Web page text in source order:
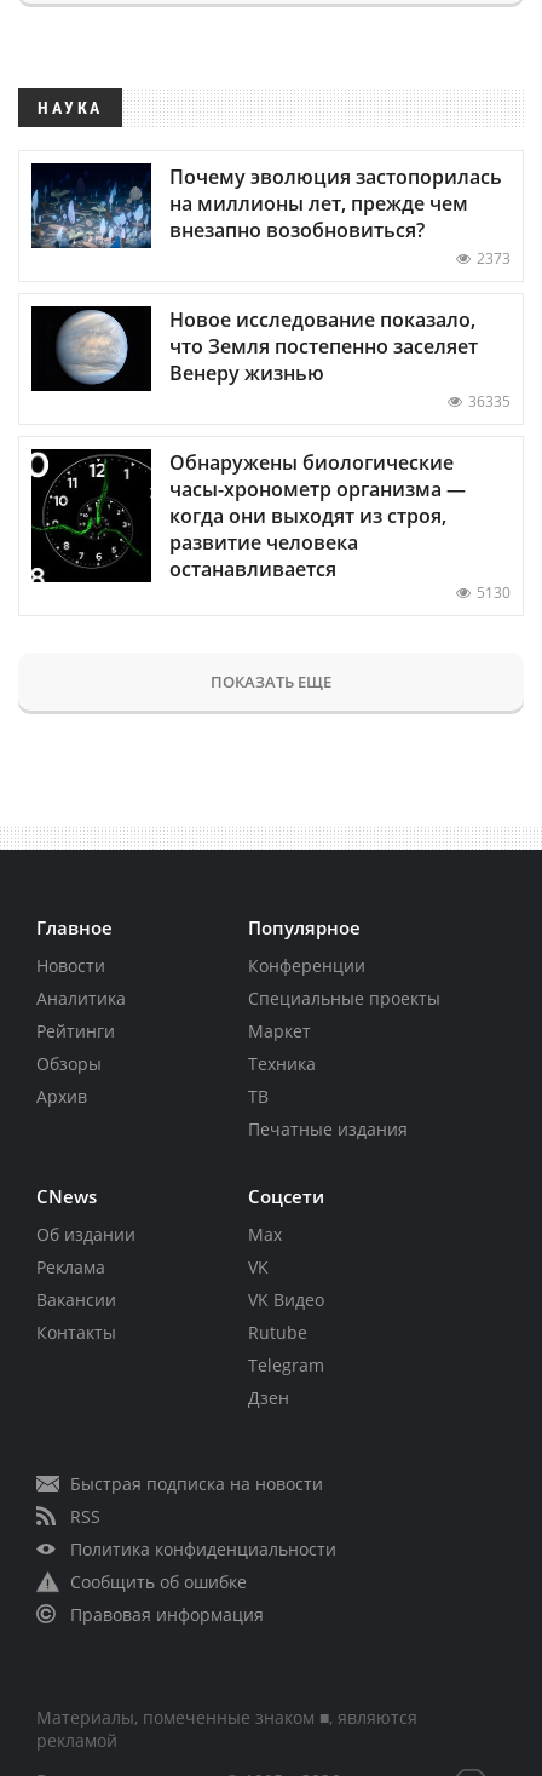
НАУКА
Почему эволюция застопорилась
на миллионы лет, прежде чем
внезапно возобновиться?
2373
Новое исследование показало,
что Земля постепенно заселяет
Венеру жизнью
36335
Обнаружены биологические
часы-хронометр организма —
когда они выходят из строя,
развитие человека
останавливается
5130
ПОКАЗАТЬ ЕЩЕ
Главное
Новости
Аналитика
Рейтинги
Обзоры
Архив
Популярное
Конференции
Специальные проекты
Маркет
Техника
ТВ
Печатные издания
CNews
Об издании
Реклама
Вакансии
Контакты
Соцсети
Max
VK
VK Видео
Rutube
Telegram
Дзен
Быстрая подписка на новости
RSS
Политика конфиденциальности
Сообщить об ошибке
Правовая информация
Материалы, помеченные знаком ■, являются
рекламой